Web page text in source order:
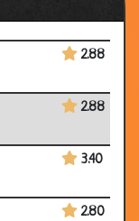
2.88
2.88
3.40
2.80